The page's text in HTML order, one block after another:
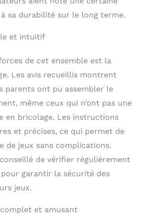
environnement sûr et
amusant. Toboggan
Notre toboggan dispose
allongée en bas,
pendant la glisse. Les
barres latérales
côté garantissent que
les enfants peuvent
expérimenter la vitesse
et l'excitation en toute
sécurité. Surface Lisse
et Adaptée aux Enfants:
Notre toboggan est
conçu avec une surface
lisse, sans bavures ni
cadeau parfait pour vos
sa durabilité sur le long terme.
et intuitif
de cet ensemble est la
Les avis recueillis montrent
parents ont pu assembler le
même ceux qui n’ont pas une
en bricolage. Les instructions
et précises, ce qui permet de
de jeux sans complications.
de vérifier régulièrement
pour garantir la sécurité des
jeux.
et amusant